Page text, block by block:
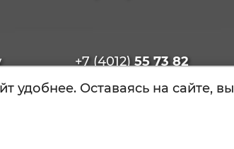
удобнее. Оставаясь на сайте, вы
+7 (4012) 55 73 82
+7 (4012)50 89 40